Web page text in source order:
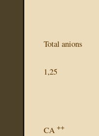
Total anions
1,25
CA ++